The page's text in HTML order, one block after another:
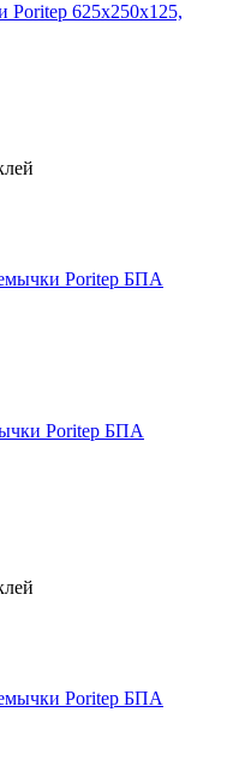
Poritep 625х250х125,
Poritep БПА